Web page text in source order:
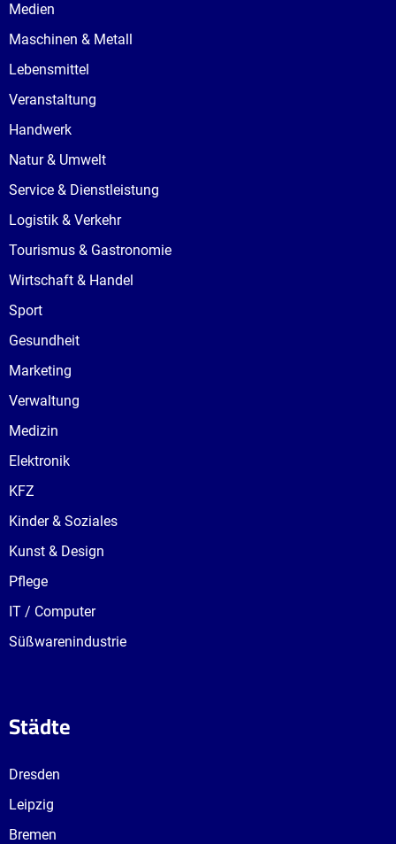
Medien
Maschinen & Metall
Lebensmittel
Veranstaltung
Handwerk
Natur & Umwelt
Service & Dienstleistung
Logistik & Verkehr
Tourismus & Gastronomie
Wirtschaft & Handel
Sport
Gesundheit
Marketing
Verwaltung
Medizin
Elektronik
KFZ
Kinder & Soziales
Kunst & Design
Pflege
IT / Computer
Süßwarenindustrie
Städte
Dresden
Leipzig
Bremen